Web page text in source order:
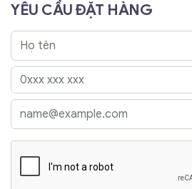
YÊU CẦU ĐẶT HÀNG